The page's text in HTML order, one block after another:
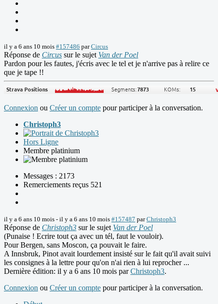
il y a 6 ans 10 mois #157486 parCircus
Réponse de Circus sur le sujet Van der Poel
Pardon pour les fautes, j'écris avec le tel et je n'arrive pas à relire ce
que je tape !!
Connexion ou Créer un compte pour participer à la conversation.
Christoph3
Hors Ligne
Membre platinium
Messages : 2173
Remerciements reçus 521
il y a 6 ans 10 mois - il y a 6 ans 10 mois #157487 parChristoph3
Réponse de Christoph3 sur le sujet Van der Poel
(Punaise ! Ecrire tout ça avec un tél, faut le vouloir).
Pour Bergen, sans Moscon, ça pouvait le faire.
A Innsbruk, Pinot avait lourdement insisté sur le fait qu'il avait suivi
les consignes à la lettre pour qu'on n'ai rien à lui reprocher ...
Dernière édition: il y a 6 ans 10 mois parChristoph3.
Connexion ou Créer un compte pour participer à la conversation.